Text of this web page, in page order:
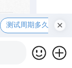
测试周期多久？